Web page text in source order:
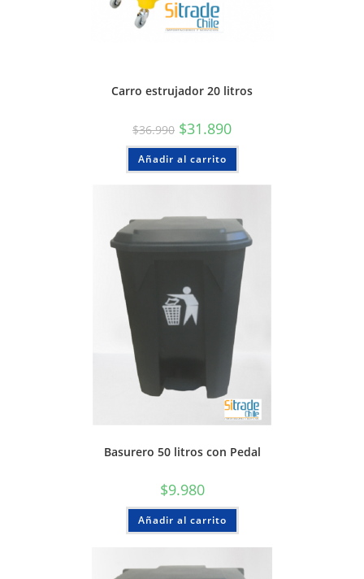
Carro estrujador 20 litros
$36.990 $31.890
Añadir al carrito
Basurero 50 litros con Pedal
$9.980
Añadir al carrito